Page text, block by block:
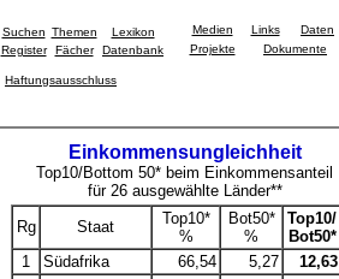
Suchen Themen
Lexikon
Register
Fächer Datenbank
Medien Links
Daten
Projekte
Dokumente
Haftungsausschluss
Einkommensungleichheit
Top10/Bottom 50* beim Einkommensanteil
für 26 ausgewählte Länder**
Rg Staat
Top10*
%
Bot50*
%
Top10/
Bot50*
1
Südafrika 66,54 5,27
12,63